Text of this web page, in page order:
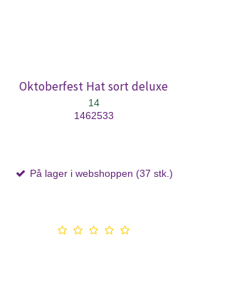
Oktoberfest Hat sort deluxe
14
1462533
På lager i webshoppen (37 stk.)